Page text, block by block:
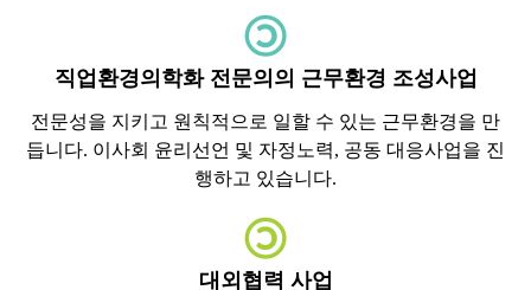
직업환경의학화 전문의의 근무환경 조성사업
전문성을 지키고 원칙적으로 일할 수 있는 근무환경을 만
듭니다. 이사회 윤리선언 및 자정노력, 공동 대응사업을 진
행하고 있습니다.
대외협력 사업